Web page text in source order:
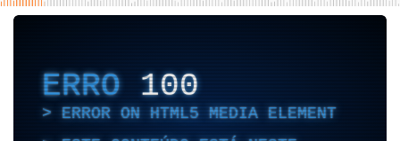
ERRO 100
ERROR ON HTML5 MEDIA ELEMENT